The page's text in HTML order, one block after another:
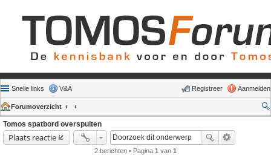
Snelle links V&A Aanmelden
Registreer
Forumoverzicht
Tomos spatbord overspuiten
Plaats reactie
2 berichten • Pagina 1 van 1